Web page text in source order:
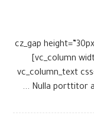
[vc_row 0=””][vc_column width=”2/3″][cz_gap
id=”cz_92373″][/vc_column][vc_column width=”1/3″]
[vc_column_text